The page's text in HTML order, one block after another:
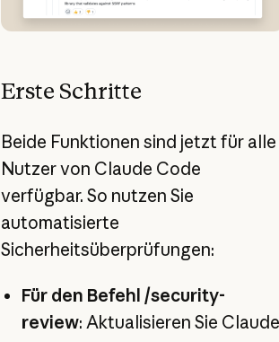
Erste Schritte
Beide Funktionen sind jetzt für alle
Nutzer von Claude Code
verfügbar. So nutzen Sie
automatisierte
Sicherheitsüberprüfungen:
Für den Befehl /security-
review: Aktualisieren Sie Claude